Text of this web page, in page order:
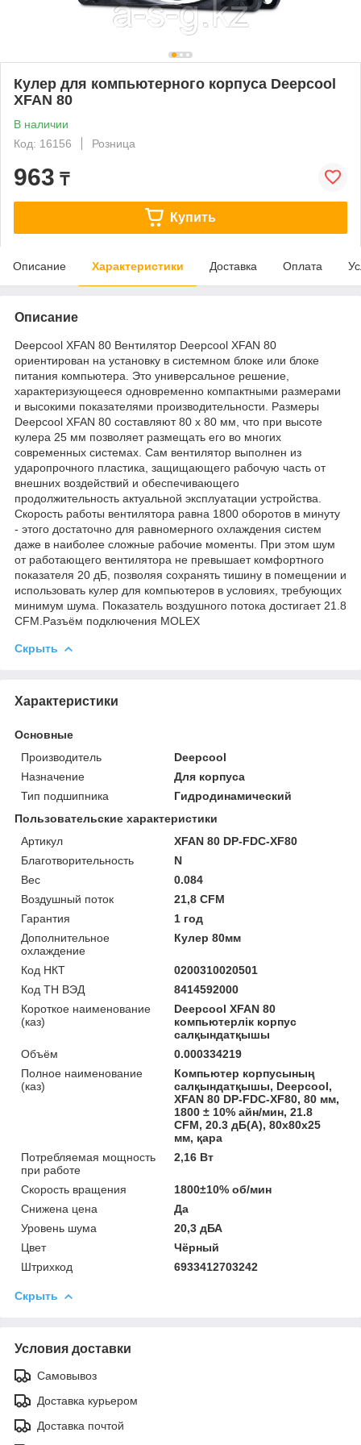
Кулер для компьютерного корпуса Deepcool
XFAN 80
В наличии
Код: 16156
Розница
963 ₸
Купить
Описание Характеристики Доставка Оплата
Описание
Deepcool XFAN 80 Вентилятор Deepcool XFAN 80
ориентирован на установку в системном блоке или блоке
питания компьютера. Это универсальное решение,
характеризующееся одновременно компактными размерами
и высокими показателями производительности. Размеры
Deepcool XFAN 80 составляют 80 х 80 мм, что при высоте
кулера 25 мм позволяет размещать его во многих
современных системах. Сам вентилятор выполнен из
ударопрочного пластика, защищающего рабочую часть от
внешних воздействий и обеспечивающего
продолжительность актуальной эксплуатации устройства.
Скорость работы вентилятора равна 1800 оборотов в минуту
- этого достаточно для равномерного охлаждения систем
даже в наиболее сложные рабочие моменты. При этом шум
от работающего вентилятора не превышает комфортного
показателя 20 дБ, позволяя сохранять тишину в помещении и
использовать кулер для компьютеров в условиях, требующих
минимум шума. Показатель воздушного потока достигает 21.8
CFM.Разъём подключения MOLEX
Скрыть
Характеристики
Основные
Производитель
Deepcool
Назначение
Для корпуса
Тип подшипника
Гидродинамический
Пользовательские характеристики
Артикул
XFAN 80 DP-FDC-XF80
Благотворительность
N
Вес
0.084
Воздушный поток
21,8 CFM
Гарантия
1 год
Дополнительное
охлаждение
Кулер 80мм
Код НКТ
0200310020501
Код ТН ВЭД
8414592000
Короткое наименование
(каз)
Deepcool XFAN 80
компьютерлік корпус
салқындатқышы
Объём
0.000334219
Полное наименование
(каз)
Компьютер корпусының
салқындатқышы, Deepcool,
XFAN 80 DP-FDC-XF80, 80 мм,
1800 ± 10% айн/мин, 21.8
CFM, 20.3 дБ(A), 80x80x25
мм, қара
Потребляемая мощность
при работе
2,16 Вт
Скорость вращения
1800±10% об/мин
Снижена цена
Да
Уровень шума
20,3 дБА
Цвет
Чёрный
Штрихкод
6933412703242
Скрыть
Условия доставки
Самовывоз
Доставка курьером
Доставка почтой